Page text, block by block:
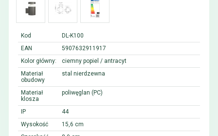
Kod
DL-K100
EAN
5907632911917
Kolor główny:
ciemny popiel / antracyt
Materiał
obudowy
stal nierdzewna
Materiał
klosza
poliwęglan (PC)
IP
44
Wysokość
15,6 cm